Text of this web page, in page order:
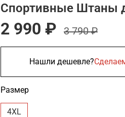
Спортивные Штаны
2 990 ₽ 3 790 ₽
Нашли дешевле?
Размер
4XL